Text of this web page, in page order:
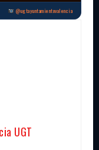
@ugtayuntamientovalencia
UGT